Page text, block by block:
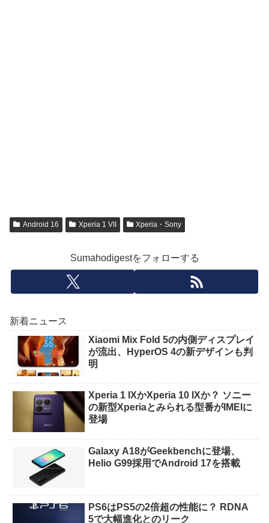
Android 16 Xperia 1 VII Xperia・Sony
Sumahodigestをフォローする
新着ニュース
Xiaomi Mix Fold 5の内側ディスプレイ
が流出、HyperOS 4の新デザインも判
明
Xperia 1 IXかXperia 10 IXか？ ソニー
の新型Xperiaとみられる型番がIMEIに
登場
Galaxy A18がGeekbenchに登場、
Helio G99採用でAndroid 17を搭載
PS6はPS5の2倍超の性能に？ RDNA
5で大幅進化とのリーク